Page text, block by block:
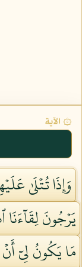
۞ الآية
وَإِذَا تُتۡلَىٰ
يَرۡجُونَ
مَا يَكُونُ لِيٓ